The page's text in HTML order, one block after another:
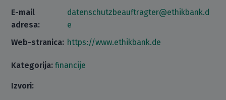
E-mail
adresa:
datenschutzbeauftragter@ethikbank.d
e
Web-stranica: https://www.ethikbank.de
Kategorija: financije
Izvori: